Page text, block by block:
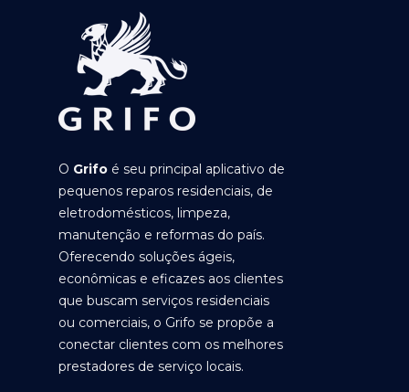
O Grifo é seu principal aplicativo de
pequenos reparos residenciais, de
eletrodomésticos, limpeza,
manutenção e reformas do país.
Oferecendo soluções ágeis,
econômicas e eficazes aos clientes
que buscam serviços residenciais
ou comerciais, o Grifo se propõe a
conectar clientes com os melhores
prestadores de serviço locais.